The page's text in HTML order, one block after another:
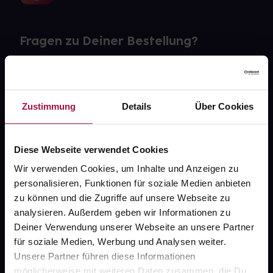
Zustimmung Details Über Cookies
Diese Webseite verwendet Cookies
Wir verwenden Cookies, um Inhalte und Anzeigen zu
personalisieren, Funktionen für soziale Medien anbieten
zu können und die Zugriffe auf unsere Webseite zu
analysieren. Außerdem geben wir Informationen zu
Deiner Verwendung unserer Webseite an unsere Partner
für soziale Medien, Werbung und Analysen weiter.
Unsere Partner führen diese Informationen
Fragen zu Deiner Bestellung?
Über uns
Karriere